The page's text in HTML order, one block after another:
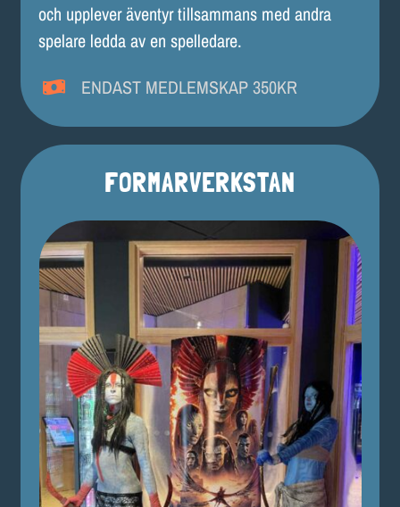
och upplever äventyr tillsammans med andra
spelare ledda av en spelledare.
ENDAST MEDLEMSKAP 350KR
FORMARVERKSTAN